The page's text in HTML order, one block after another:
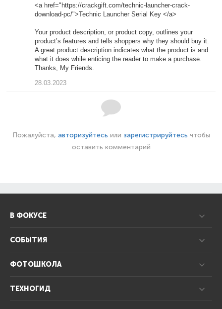
<a href="https://crackgift.com/technic-launcher-crack-
download-pc/">Technic Launcher Serial Key </a>
Your product description, or product copy, outlines your
product’s features and tells shoppers why they should buy it.
A great product description indicates what the product is and
what it does while enticing the reader to make a purchase.
Thanks, My Friends.
28.03.2023
Пожалуйста, авторизуйтесь или зарегистрируйтесь чтобы
оставить комментарий
В ФОКУСЕ
СОБЫТИЯ
ФОТОШКОЛА
ТЕХНОГИД